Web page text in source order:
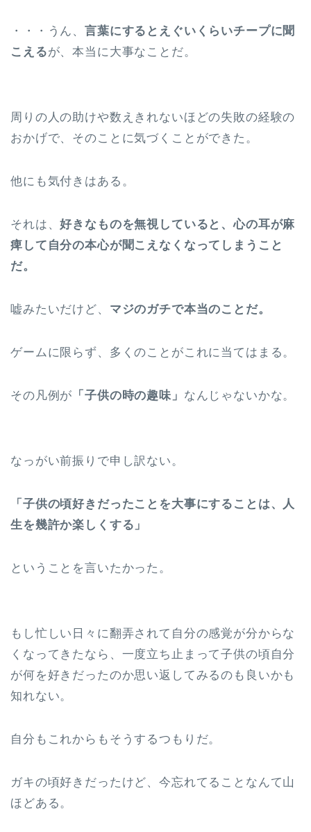
・・・うん、言葉にするとえぐいくらいチープに聞
こえるが、本当に大事なことだ。
周りの人の助けや数えきれないほどの失敗の経験の
おかげで、そのことに気づくことができた。
他にも気付きはある。
それは、好きなものを無視していると、心の耳が麻
痺して自分の本心が聞こえなくなってしまうこと
だ。
嘘みたいだけど、 マジのガチで本当のことだ。
ゲームに限らず、多くのことがこれに当てはまる。
その凡例が 「子供の時の趣味」 なんじゃないかな。
なっがい前振りで申し訳ない。
「子供の頃好きだったことを大事にすることは、人
生を幾許か楽しくする」
ということを言いたかった。
もし忙しい日々に翻弄されて自分の感覚が分からな
くなってきたなら、一度立ち止まって子供の頃自分
が何を好きだったのか思い返してみるのも良いかも
知れない。
自分もこれからもそうするつもりだ。
ガキの頃好きだったけど、今忘れてることなんて山
ほどある。